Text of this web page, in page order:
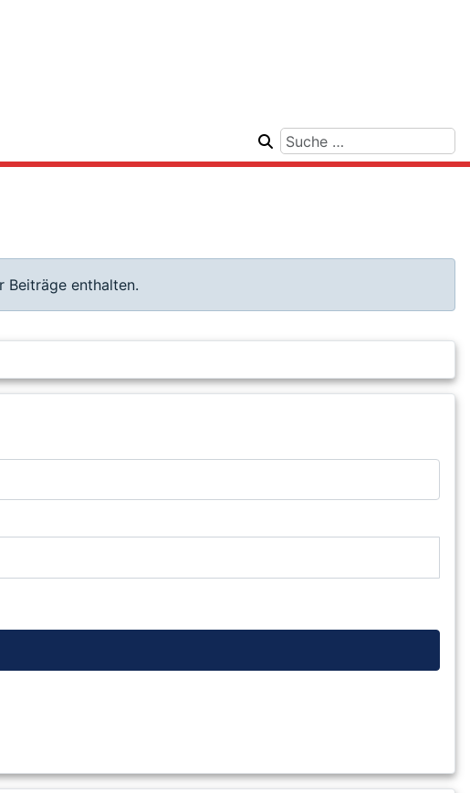
Beiträge enthalten.